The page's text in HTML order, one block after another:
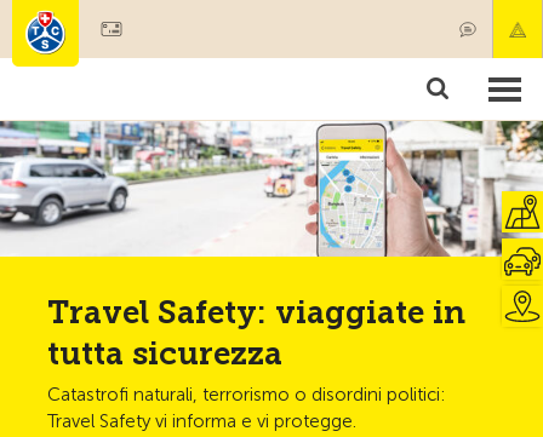
Societariato & prestazioni
Test, sicurezza & salute
Travel Safety: viaggiate in
tutta sicurezza
Catastrofi naturali, terrorismo o disordini politici:
Travel Safety vi informa e vi protegge.